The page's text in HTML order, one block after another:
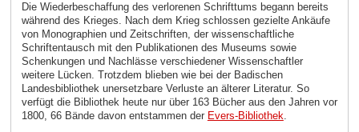
Die Wiederbeschaffung des verlorenen Schrifttums begann bereits
während des Krieges. Nach dem Krieg schlossen gezielte Ankäufe
von Monographien und Zeitschriften, der wissenschaftliche
Schriftentausch mit den Publikationen des Museums sowie
Schenkungen und Nachlässe verschiedener Wissenschaftler
weitere Lücken. Trotzdem blieben wie bei der Badischen
Landesbibliothek unersetzbare Verluste an älterer Literatur. So
verfügt die Bibliothek heute nur über 163 Bücher aus den Jahren vor
1800, 66 Bände davon entstammen der Evers-Bibliothek.